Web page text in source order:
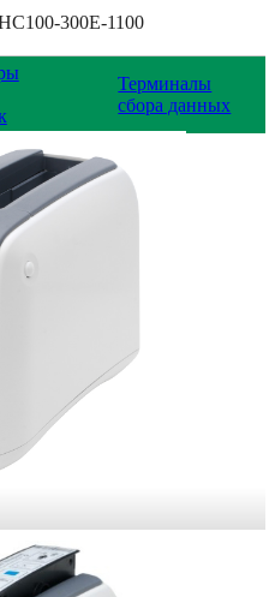
300E-1100
Терминалы
сбора данных